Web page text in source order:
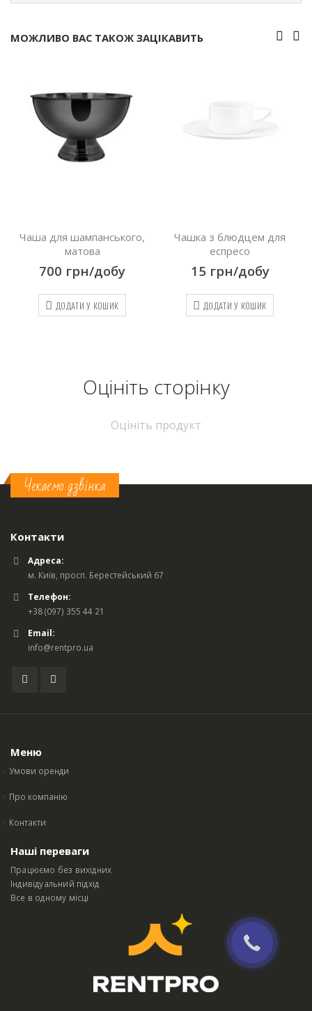
МОЖЛИВО ВАС ТАКОЖ ЗАЦІКАВИТЬ
Чаша для шампанського,
матова
700 грн/добу
ДОДАТИ У КОШИК
Чашка з блюдцем для
еспресо
15 грн/добу
ДОДАТИ У КОШИК
Оцініть cторінку
Оцініть продукт
Чекаємо дзвінка
Контакти
Адреса:
м. Київ, просп. Берестейський 67
Телефон:
+38 (097) 355 44 21
Email:
info@rentpro.ua
Меню
Умови оренди
Про компанію
Контакти
Наші переваги
Працюємо без вихідних
Індивідуальний підхід
Все в одному місці